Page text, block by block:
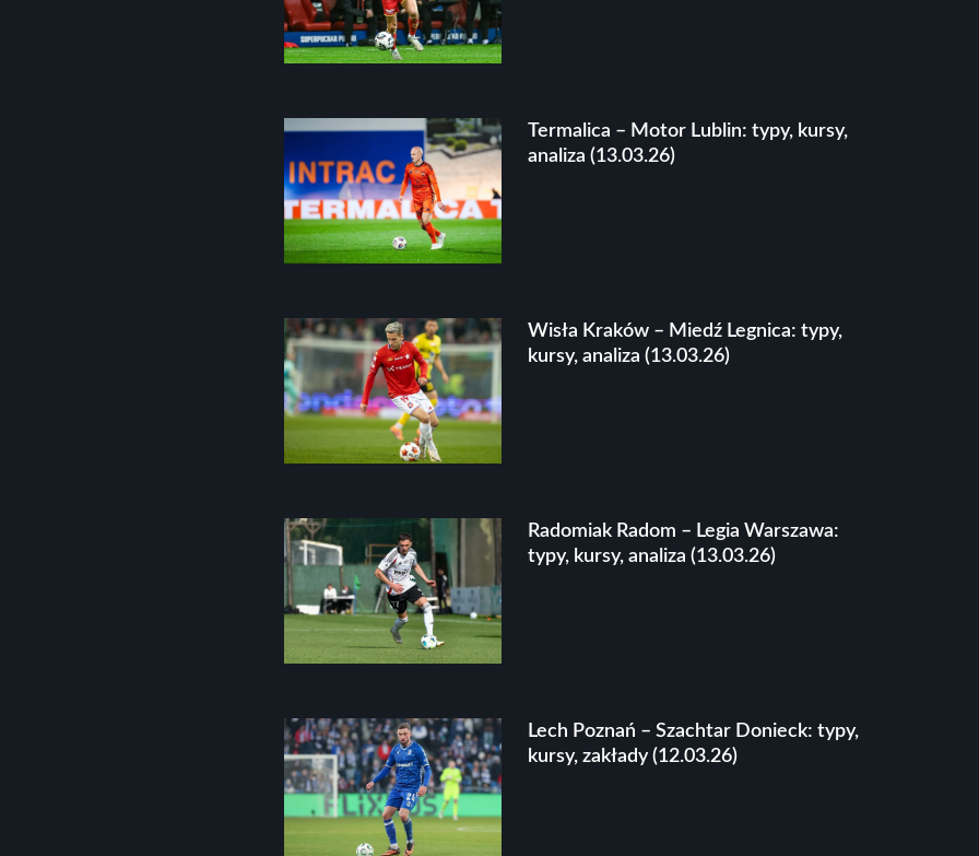
Termalica – Motor Lublin: typy, kursy,
analiza (13.03.26)
Wisła Kraków – Miedź Legnica: typy,
kursy, analiza (13.03.26)
Radomiak Radom – Legia Warszawa:
typy, kursy, analiza (13.03.26)
Lech Poznań – Szachtar Donieck: typy,
kursy, zakłady (12.03.26)